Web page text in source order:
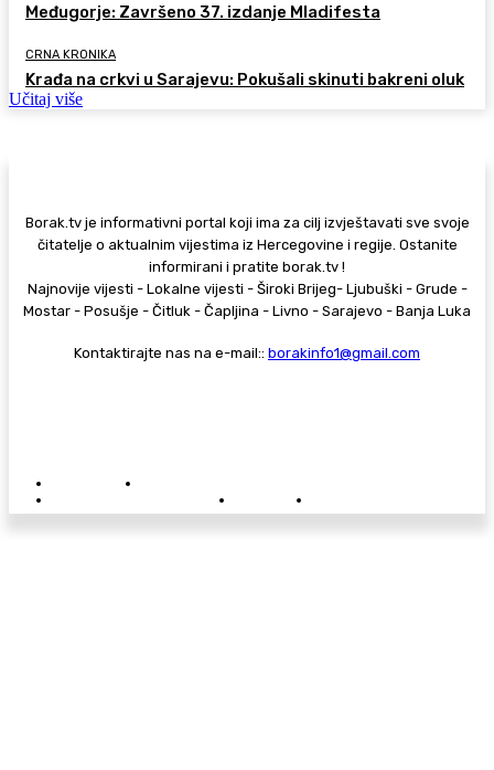
Međugorje: Završeno 37. izdanje Mladifesta
CRNA KRONIKA
Krađa na crkvi u Sarajevu: Pokušali skinuti bakreni oluk
Učitaj više
Borak.tv je informativni portal koji ima za cilj izvještavati sve svoje
čitatelje o aktualnim vijestima iz Hercegovine i regije. Ostanite
informirani i pratite borak.tv !
Najnovije vijesti - Lokalne vijesti - Široki Brijeg- Ljubuški - Grude -
Mostar - Posušje - Čitluk - Čapljina - Livno - Sarajevo - Banja Luka
Kontaktirajte nas na e-mail:: borakinfo1@gmail.com